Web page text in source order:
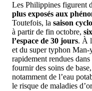
Les Philippines figurent
plus exposés aux
Toutefois, la saison
à partir de fin octobre,
l’espace de 30 jours. À
et du super typhon Man-
rapidement rendues
fournir des soins de
notamment de l’eau
le risque de maladies